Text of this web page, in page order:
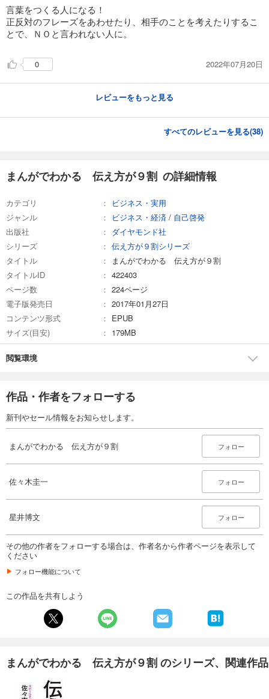
言葉をつくる人になる！
正反対のフレーズをあわせたり、相手のことを考えたりするこ
とで、ＮＯと言われない人に。
0 2022年07月20日
レビューをもっと見る
すべてのレビューを見る(38)
まんがでわかる 伝え方が９割 の詳細情報
カテゴリ
ビジネス・実用
ジャンル
ビジネス・経済 / 自己啓発
出版社
ダイヤモンド社
シリーズ
伝え方が９割シリーズ
タイトル
まんがでわかる 伝え方が９割
タイトルID
422403
ページ数
224ページ
電子版発売日
2017年01月27日
コンテンツ形式
EPUB
サイズ(目安)
179MB
閲覧環境
作品・作者をフォローする
新刊やセール情報をお知らせします。
まんがでわかる 伝え方が９割 フォロー
佐々木圭一 フォロー
星井博文 フォロー
その他の作者をフォローする場合は、作者名から作者ページを表示して
ください
フォロー機能について
この作品を共有しよう
まんがでわかる 伝え方が９割 のシリーズ、関連作品